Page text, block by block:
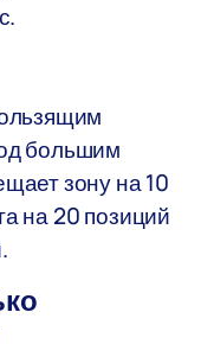
большим
зону на 10
на 20 позиций